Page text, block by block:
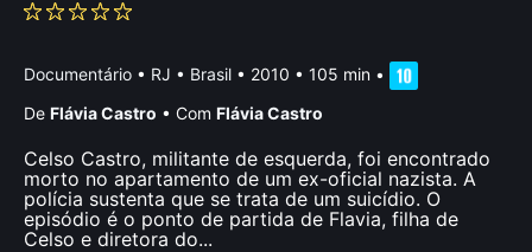
Documentário • RJ • Brasil • 2010 • 105 min •
De Flávia Castro • Com Flávia Castro
Celso Castro, militante de esquerda, foi encontrado
morto no apartamento de um ex-oficial nazista. A
polícia sustenta que se trata de um suicídio. O
episódio é o ponto de partida de Flavia, filha de
Celso e diretora do...